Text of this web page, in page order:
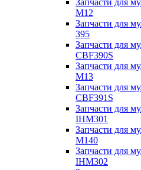
Запчасти для
M12
Запчасти для
395
Запчасти для
CBF390S
Запчасти для
M13
Запчасти для
CBF391S
Запчасти для
IHM301
Запчасти для
M140
Запчасти для
IHM302